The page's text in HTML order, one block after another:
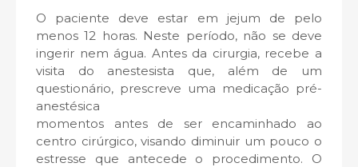
O paciente deve estar em jejum de pelo
menos 12 horas. Neste período, não se deve
ingerir nem água. Antes da cirurgia, recebe a
visita do anestesista que, além de um
questionário, prescreve uma medicação pré-
anestésica
momentos antes de ser encaminhado ao
centro cirúrgico, visando diminuir um pouco o
estresse que antecede o procedimento. O